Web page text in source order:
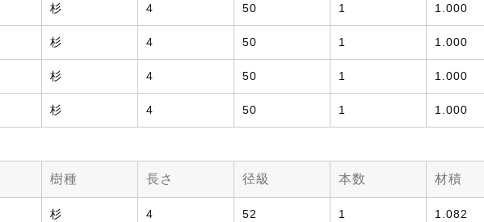
杉 4 50 1 1.000
杉 4 50 1 1.000
杉 4 50 1 1.000
杉 4 50 1 1.000
樹種 長さ 径級 本数 材積
杉 4 52 1 1.082